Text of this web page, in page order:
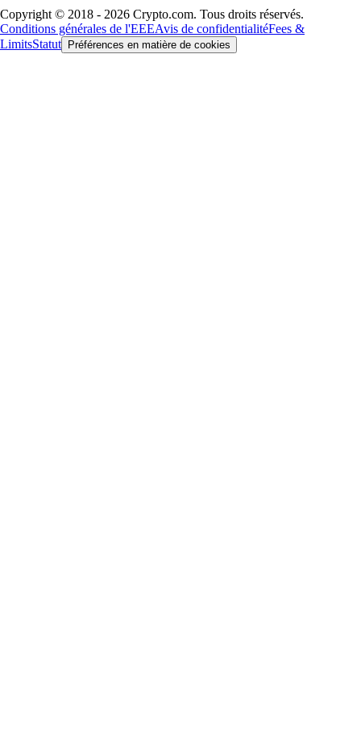
Copyright © 2018 - 2026 Crypto.com. Tous droits réservés.
Conditions générales de l'EEEAvis de confidentialitéFees &
LimitsStatut Préférences en matière de cookies